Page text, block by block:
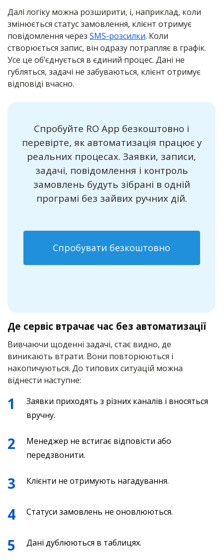
Далі логіку можна розширити, і, наприклад, коли
змінюється статус замовлення, клієнт отримує
повідомлення через SMS-розсилки. Коли
створюється запис, він одразу потрапляє в графік.
Усе це об’єднується в єдиний процес. Дані не
губляться, задачі не забуваються, клієнт отримує
відповіді вчасно.
Спробуйте RO App безкоштовно і
перевірте, як автоматизація працює у
реальних процесах. Заявки, записи,
задачі, повідомлення і контроль
замовлень будуть зібрані в одній
програмі без зайвих ручних дій.
Спробувати безкоштовно
Де сервіс втрачає час без автоматизації
Вивчаючи щоденні задачі, стає видно, де
виникають втрати. Вони повторюються і
накопичуються. До типових ситуацій можна
віднести наступне:
Заявки приходять з різних каналів і вносяться
вручну.
Менеджер не встигає відповісти або
передзвонити.
Клієнти не отримують нагадування.
Статуси замовлень не оновлюються.
Дані дублюються в таблицях.